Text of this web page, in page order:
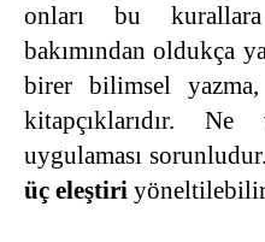
onları bu
bakımından oldukça
birer bilimsel
kitapçıklarıdır.
uygulaması
üç eleştiri